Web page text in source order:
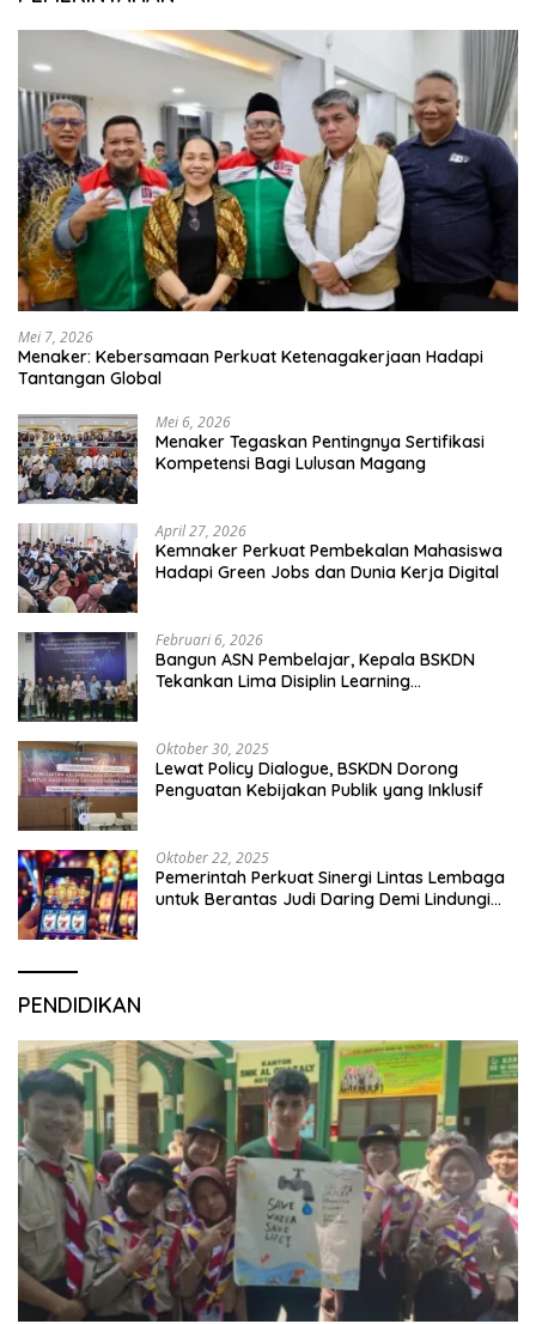
Mei 7, 2026
Menaker: Kebersamaan Perkuat Ketenagakerjaan Hadapi
Tantangan Global
Mei 6, 2026
Menaker Tegaskan Pentingnya Sertifikasi
Kompetensi Bagi Lulusan Magang
April 27, 2026
Kemnaker Perkuat Pembekalan Mahasiswa
Hadapi Green Jobs dan Dunia Kerja Digital
Februari 6, 2026
Bangun ASN Pembelajar, Kepala BSKDN
Tekankan Lima Disiplin Learning
Oktober 30, 2025
Lewat Policy Dialogue, BSKDN Dorong
Penguatan Kebijakan Publik yang Inklusif
Oktober 22, 2025
Pemerintah Perkuat Sinergi Lintas Lembaga
untuk Berantas Judi Daring Demi Lindungi
PENDIDIKAN